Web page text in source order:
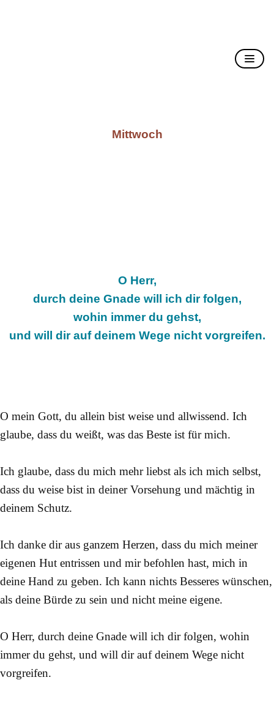
Mittwoch
O Herr,
durch deine Gnade will ich dir folgen,
wohin immer du gehst,
und will dir auf deinem Wege nicht vorgreifen.
O mein Gott, du allein bist weise und allwissend. Ich
glaube, dass du weißt, was das Beste ist für mich.
Ich glaube, dass du mich mehr liebst als ich mich selbst,
dass du weise bist in deiner Vorsehung und mächtig in
deinem Schutz.
Ich danke dir aus ganzem Herzen, dass du mich meiner
eigenen Hut entrissen und mir befohlen hast, mich in
deine Hand zu geben. Ich kann nichts Besseres wünschen,
als deine Bürde zu sein und nicht meine eigene.
O Herr, durch deine Gnade will ich dir folgen, wohin
immer du gehst, und will dir auf deinem Wege nicht
vorgreifen.